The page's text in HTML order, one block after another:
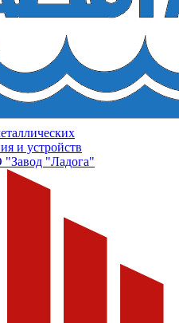
и устройств
"Ладога"